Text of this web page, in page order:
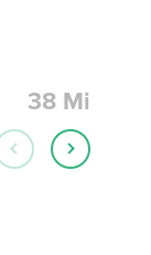
38 Min.